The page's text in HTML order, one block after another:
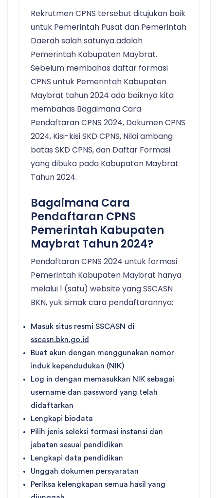
Rekrutmen CPNS tersebut ditujukan baik
untuk Pemerintah Pusat dan Pemerintah
Daerah salah satunya adalah
Pemerintah Kabupaten Maybrat.
Sebelum membahas daftar formasi
CPNS untuk Pemerintah Kabupaten
Maybrat tahun 2024 ada baiknya kita
membahas Bagaimana Cara
Pendaftaran CPNS 2024, Dokumen CPNS
2024, Kisi-kisi SKD CPNS, Nilai ambang
batas SKD CPNS, dan Daftar Formasi
yang dibuka pada Kabupaten Maybrat
Tahun 2024.
Bagaimana Cara
Pendaftaran CPNS
Pemerintah Kabupaten
Maybrat Tahun 2024?
Pendaftaran CPNS 2024 untuk formasi
Pemerintah Kabupaten Maybrat hanya
melalui 1 (satu) website yang SSCASN
BKN, yuk simak cara pendaftarannya:
Masuk situs resmi SSCASN di
sscasn.bkn.go.id
Buat akun dengan menggunakan nomor
induk kependudukan (NIK)
Log in dengan memasukkan NIK sebagai
username dan password yang telah
didaftarkan
Lengkapi biodata
Pilih jenis seleksi formasi instansi dan
jabatan sesuai pendidikan
Lengkapi data pendidikan
Unggah dokumen persyaratan
Periksa kelengkapan semua hasil yang